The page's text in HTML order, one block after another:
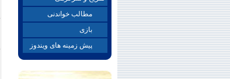
مطالب خواندنی
بازی
پیش زمینه های ویندوز